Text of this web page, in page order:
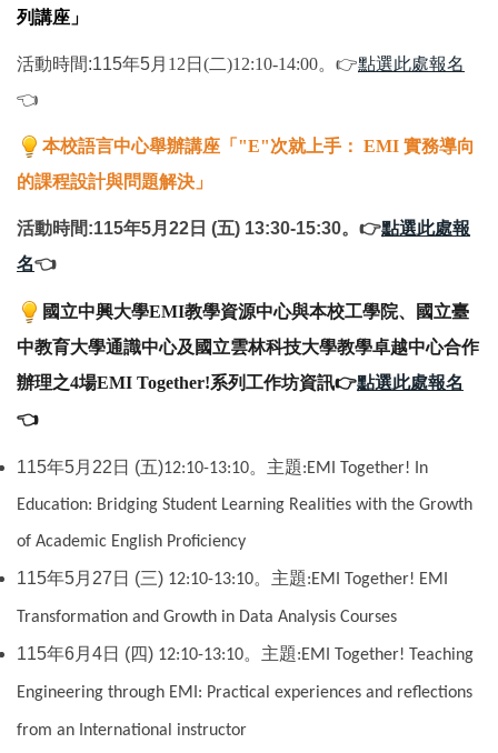
列講座」
活動時間:115年5月12日 (二)12:10-14:00。 👉點選此處報名
👈
本校語言中心舉辦講座「 "E"次就上手： EMI 實務導向
的課程設計與問題解決 」
活動時間:115年5月22日 (五) 13:30-15:30。👉點選此處報
名👈
國立中興大學EMI教學資源中心與本校工學院、國立臺
中教育大學通識中心及國立雲林科技大學教學卓越中心合作
辦理之4場EMI Together!系列工作坊資訊👉點選此處報名
👈
115年5月22日 (五)12:10-13:10。 主題:EMI Together! In
Education: Bridging Student Learning Realities with the Growth
of Academic English Proficiency
115年5月27日 (三) 12:10-13:10。 主題:EMI Together! EMI
Transformation and Growth in Data Analysis Courses
115年6月4日 (四) 12:10-13:10。 主題:EMI Together! Teaching
Engineering through EMI: Practical experiences and reflections
from an International instructor